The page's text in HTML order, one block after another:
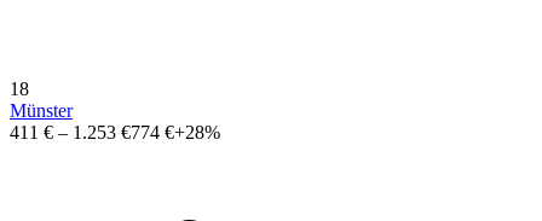
18
Münster
411 € – 1.253 €774 €+28%